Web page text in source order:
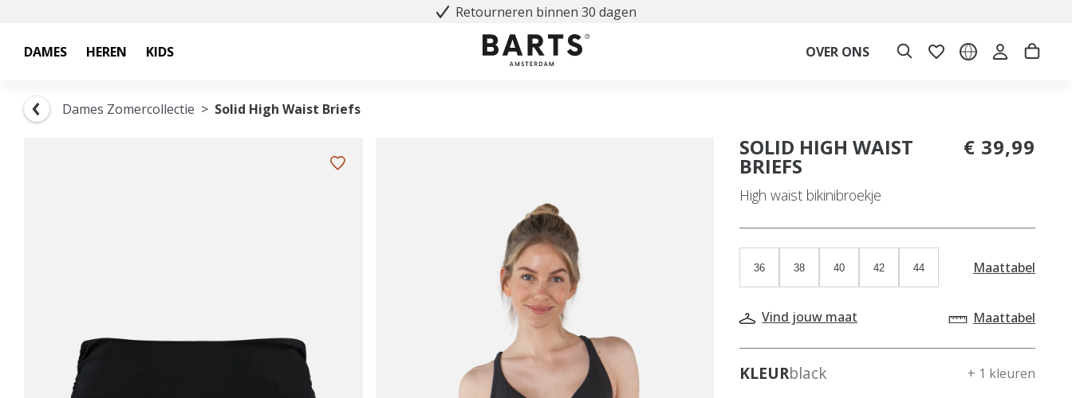
Retourneren binnen 30 dagen
DAMES HEREN KIDS OVER ONS
Dames Zomercollectie Solid High Waist Briefs
SOLID HIGH WAIST
BRIEFS
High waist bikinibroekje
€ 39,99
36 38 40 42 44 Maattabel
Vind jouw maat Maattabel
KLEURblack + 1 kleuren